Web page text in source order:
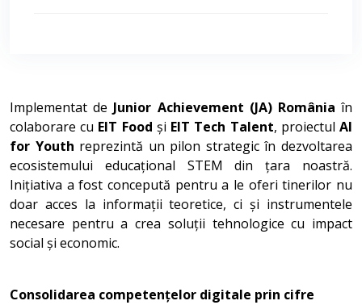
Implementat de Junior Achievement (JA) România în
colaborare cu EIT Food și EIT Tech Talent, proiectulAI
for Youth reprezintă un pilon strategic în dezvoltarea
ecosistemului educațional STEM din țara noastră.
Inițiativa a fost concepută pentru a le oferi tinerilor nu
doar acces la informații teoretice, ci și instrumentele
necesare pentru a crea soluții tehnologice cu impact
social și economic.
Consolidarea competențelor digitale prin cifre